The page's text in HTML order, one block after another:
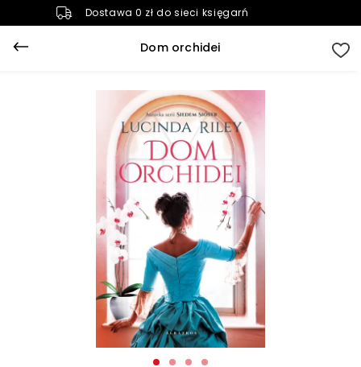
Dostawa 0 zł do sieci księgarń
Dom orchidei